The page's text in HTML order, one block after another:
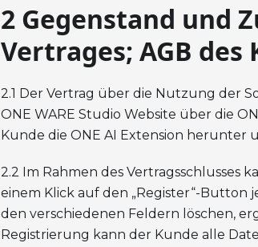
2 Gegenstand und
Vertrages; AGB des
2.1 Der Vertrag über die Nutzung der
ONE WARE Studio Website über die
Kunde die ONE AI Extension herunter
2.2 Im Rahmen des Vertragsschlusses
einem Klick auf den „Register“-
den verschiedenen Feldern löschen,
Registrierung kann der Kunde alle